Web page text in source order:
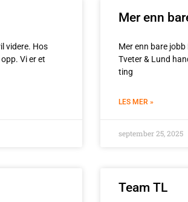
videre. Hos
Vi er et
Mer enn
Mer enn bare
Tveter & Lund
ting
LES MER »
september 25, 2025
Team TL